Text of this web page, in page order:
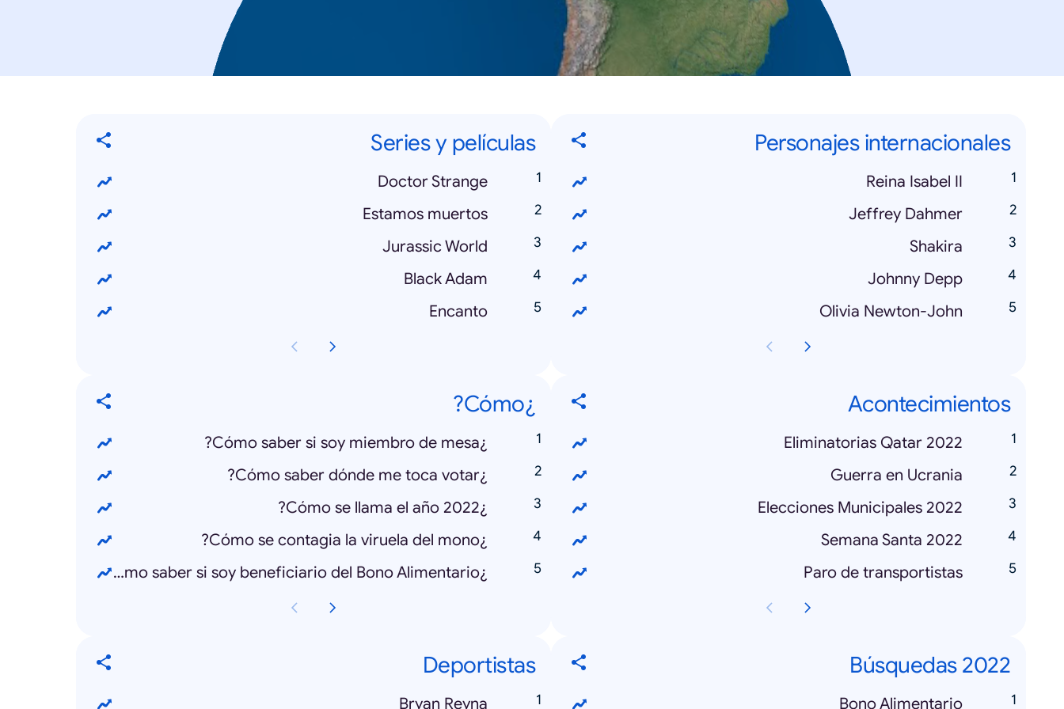
Personajes internacionales
Reina Isabel II
Jeffrey Dahmer
Shakira
Johnny Depp
Olivia Newton-John
Series y películas
Doctor Strange
Estamos muertos
Jurassic World
Black Adam
Encanto
Acontecimientos
Eliminatorias Qatar 2022
Guerra en Ucrania
Elecciones Municipales 2022
Semana Santa 2022
Paro de transportistas
¿Cómo?
¿Cómo saber si soy miembro de mesa?
¿Cómo saber dónde me toca votar?
¿Cómo se llama el año 2022?
¿Cómo se contagia la viruela del mono?
¿Cómo saber si soy beneficiario del Bono Alimentario?
Búsquedas 2022
Bono Alimentario
Deportistas
Bryan Reyna